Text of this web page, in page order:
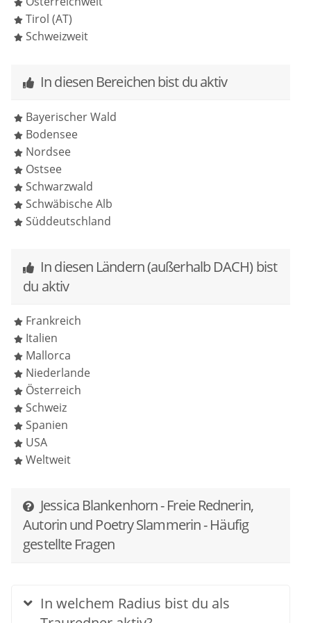
Tirol (AT)
Schweizweit
In diesen Bereichen bist du aktiv
Bayerischer Wald
Bodensee
Nordsee
Ostsee
Schwarzwald
Schwäbische Alb
Süddeutschland
In diesen Ländern (außerhalb DACH) bist
du aktiv
Frankreich
Italien
Mallorca
Niederlande
Österreich
Schweiz
Spanien
USA
Weltweit
Jessica Blankenhorn - Freie Rednerin,
Autorin und Poetry Slammerin - Häufig
gestellte Fragen
In welchem Radius bist du als